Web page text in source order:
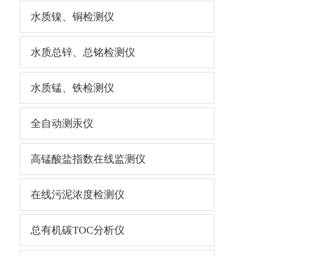
水质镍、铜检测仪
水质总锌、总铭检测仪
水质锰、铁检测仪
全自动测汞仪
高锰酸盐指数在线监测仪
在线污泥浓度检测仪
总有机碳TOC分析仪